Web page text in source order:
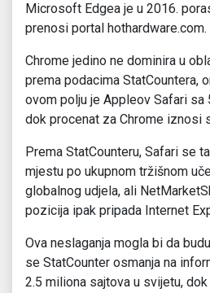
Microsoft Edgea je u 2016.
prenosi portal hothardware.com.
Chrome jedino ne dominira u
prema podacima StatCountera,
ovom polju je Appleov Safari sa
dok procenat za Chrome iznosi
Prema StatCounteru, Safari se
mjestu po ukupnom tržišnom
globalnog udjela, ali
pozicija ipak pripada Internet
Ova neslaganja mogla bi da
se StatCounter osmanja na
2.5 miliona sajtova u svijetu,